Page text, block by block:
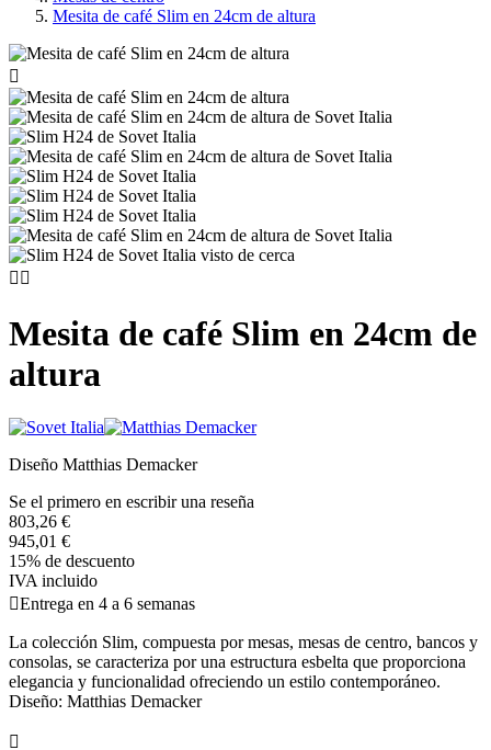
Mesita de café Slim en 24cm de altura

 
Mesita de café Slim en 24cm de
altura
Diseño Matthias Demacker
Se el primero en escribir una reseña
803,26 €
945,01 €
15% de descuento
IVA incluido
Entrega en 4 a 6 semanas
La colección Slim, compuesta por mesas, mesas de centro, bancos y
consolas, se caracteriza por una estructura esbelta que proporciona
elegancia y funcionalidad ofreciendo un estilo contemporáneo.
Diseño: Matthias Demacker
